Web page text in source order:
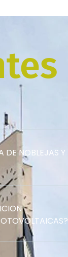
DE NOBLEJAS Y